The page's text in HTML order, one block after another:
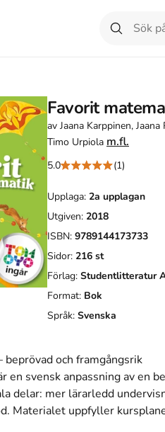
Favorit
av Jaana Karppinen,
Timo Urpiola m.fl.
5.0 (1)
Upplaga: 2a upplagan
Utgiven: 2018
ISBN: 9789144173733
Sidor: 216 st
Förlag: Studentlitteratur
Format: Bok
Språk: Svenska
beprövad och framgångsrik
en svensk anpassning av en
delar: mer lärarledd
Materialet uppfyller